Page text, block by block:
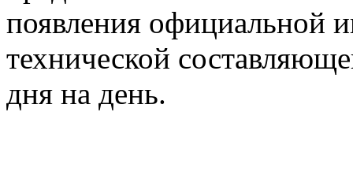
появления официальной
технической
дня на день.